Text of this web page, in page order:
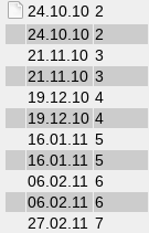
24.10.10 2
24.10.10 2
21.11.10 3
21.11.10 3
19.12.10 4
19.12.10 4
16.01.11 5
16.01.11 5
06.02.11 6
06.02.11 6
27.02.11 7